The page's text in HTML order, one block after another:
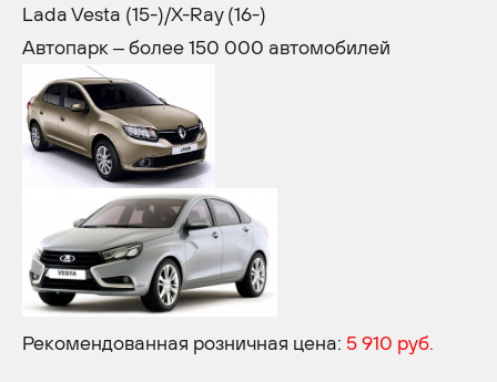
Lada Vesta (15-)/X-Ray (16-)
Автопарк – более 150 000 автомобилей
Рекомендованная розничная цена: 5 910 руб.